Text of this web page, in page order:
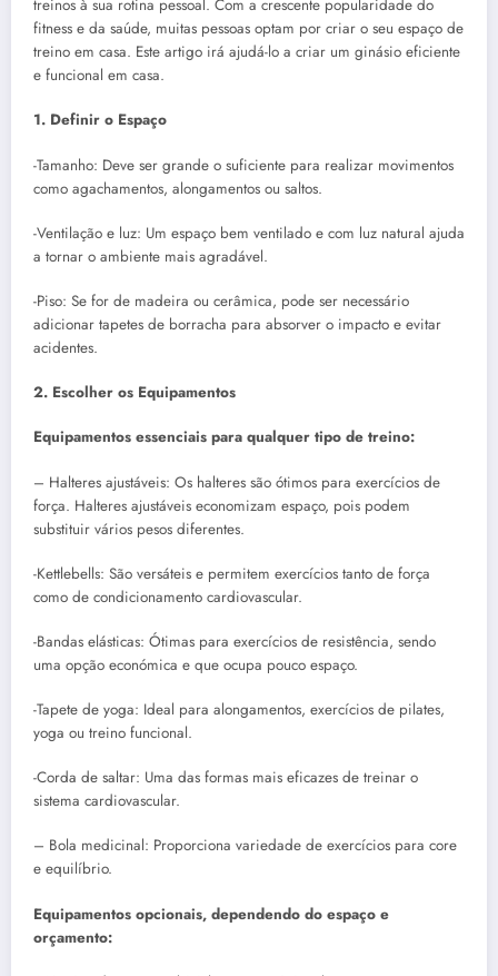
treinos à sua rotina pessoal. Com a crescente popularidade do
fitness e da saúde, muitas pessoas optam por criar o seu espaço de
treino em casa. Este artigo irá ajudá-lo a criar um ginásio eficiente
e funcional em casa.
1. Definir o Espaço
-Tamanho: Deve ser grande o suficiente para realizar movimentos
como agachamentos, alongamentos ou saltos.
-Ventilação e luz: Um espaço bem ventilado e com luz natural ajuda
a tornar o ambiente mais agradável.
-Piso: Se for de madeira ou cerâmica, pode ser necessário
adicionar tapetes de borracha para absorver o impacto e evitar
acidentes.
2. Escolher os Equipamentos
Equipamentos essenciais para qualquer tipo de treino:
– Halteres ajustáveis: Os halteres são ótimos para exercícios de
força. Halteres ajustáveis economizam espaço, pois podem
substituir vários pesos diferentes.
-Kettlebells: São versáteis e permitem exercícios tanto de força
como de condicionamento cardiovascular.
-Bandas elásticas: Ótimas para exercícios de resistência, sendo
uma opção económica e que ocupa pouco espaço.
-Tapete de yoga: Ideal para alongamentos, exercícios de pilates,
yoga ou treino funcional.
-Corda de saltar: Uma das formas mais eficazes de treinar o
sistema cardiovascular.
– Bola medicinal: Proporciona variedade de exercícios para core
e equilíbrio.
Equipamentos opcionais, dependendo do espaço e
orçamento: